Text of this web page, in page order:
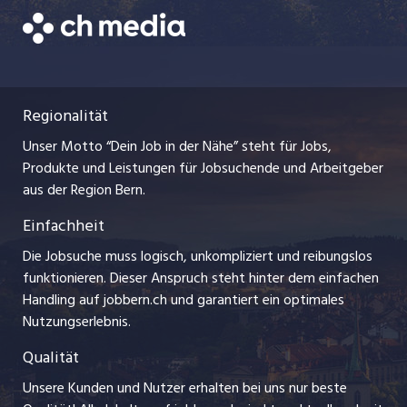
Freelance Jobs
Ferienjobs
Management / Kader-Jobs
Arbeitgeber
Jobline
Bewerber-Cockpit
Datenschutzerklärung
Impressum
Stellenmeldepflicht
zentraljob.ch
myjob.ch
jobzüri.ch
ajourjob.ch
baernerbaer.ch
chmedia.ch
Regionalität
Unser Motto “Dein Job in der Nähe” steht für Jobs,
Produkte und Leistungen für Jobsuchende und Arbeitgeber
aus der Region Bern.
Einfachheit
Die Jobsuche muss logisch, unkompliziert und reibungslos
funktionieren. Dieser Anspruch steht hinter dem einfachen
Handling auf jobbern.ch und garantiert ein optimales
Nutzungserlebnis.
Qualität
Unsere Kunden und Nutzer erhalten bei uns nur beste